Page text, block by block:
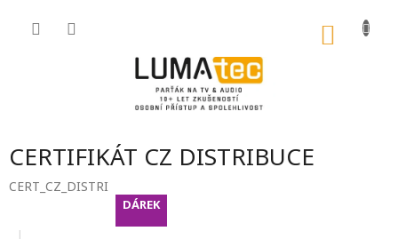
CERTIFIKÁT CZ DISTRIBUCE
CERT_CZ_DISTRI
DÁREK